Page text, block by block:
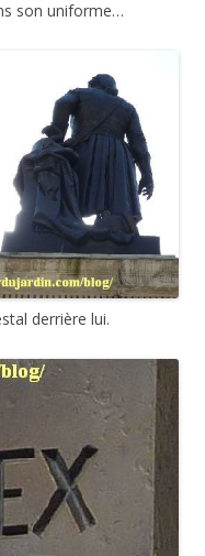
son uniforme…
derrière lui.